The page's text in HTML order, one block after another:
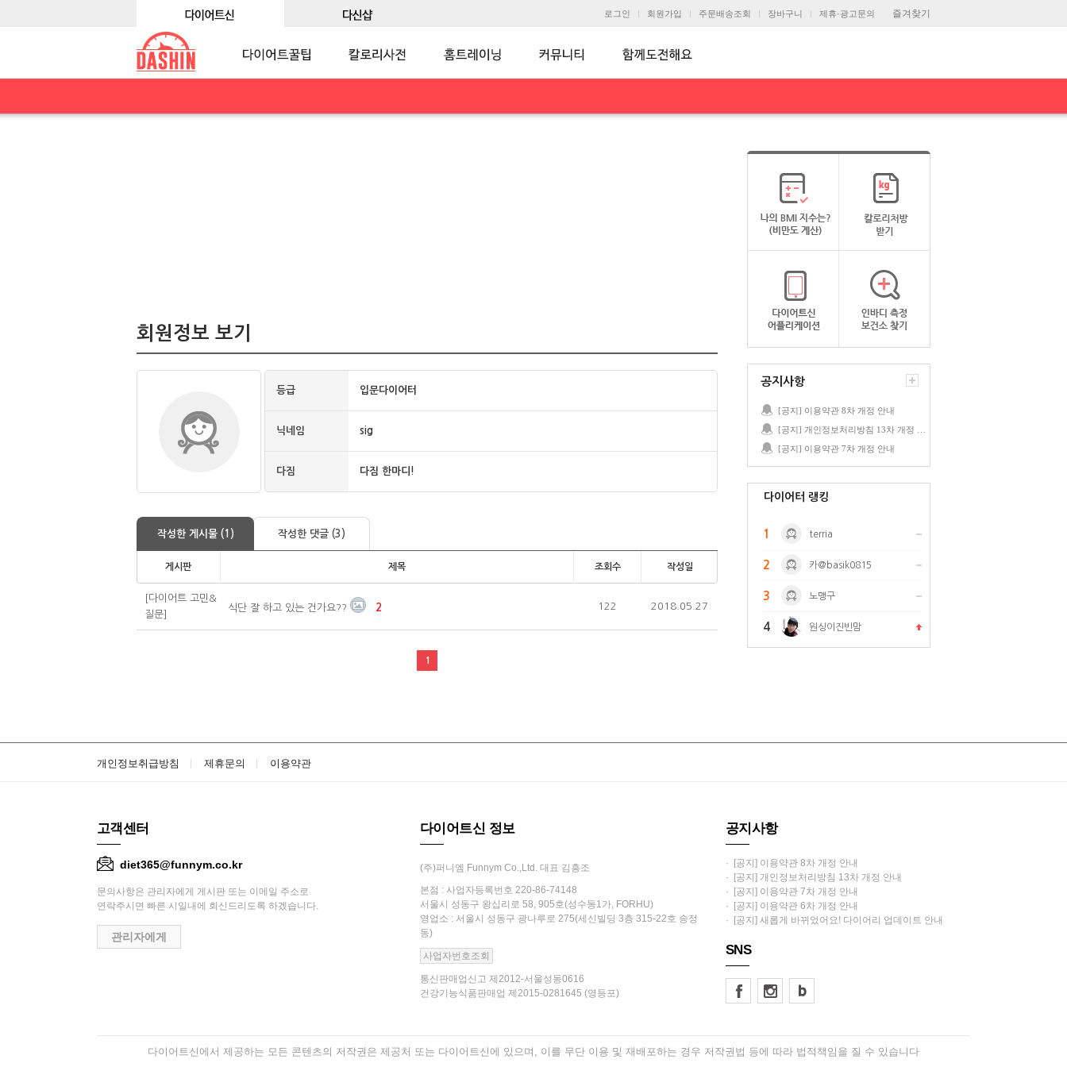
즐겨찾기
로그인 회원가입 주문배송조회 장바구니 제휴·광고문의
회원정보 보기
등급 입문다이어터
닉네임 sig
다짐 다짐 한마디!
작성한 게시물 (1) 작성한 댓글 (3)
게시판 제목 조회수 작성일
[다이어트 고민&
질문]
식단 잘 하고 있는 건가요?? 2 122 2018.05.27
1
공지사항
[공지] 이용약관 8차 개정 안내
[공지] 이용약관 7차 개정 안내
다이어터 랭킹
1 terria
2 카@basik0815
3 노맹구
4 원싱이진빈맘
개인정보취급방침 제휴문의 이용약관
고객센터
diet365@funnym.co.kr
문의사항은 관리자에게 게시판 또는 이메일 주소로
연락주시면 빠른 시일내에 회신드리도록 하겠습니다.
관리자에게
다이어트신 정보
(주)퍼니엠 Funnym Co.,Ltd. 대표 김흥조
본점 : 사업자등록번호 220-86-74148
서울시 성동구 왕십리로 58, 905호(성수동1가, FORHU)
영업소 : 서울시 성동구 광나루로 275(세신빌딩 3층 315-22호 송정
동)
사업자번호조회
통신판매업신고 제2012-서울성동0616
건강기능식품판매업 제2015-0281645 (영등포)
공지사항
· [공지] 이용약관 8차 개정 안내
· [공지] 개인정보처리방침 13차 개정 안내
· [공지] 이용약관 7차 개정 안내
· [공지] 이용약관 6차 개정 안내
· [공지] 새롭게 바뀌었어요! 다이어리 업데이트 안내
SNS
다이어트신에서 제공하는 모든 콘텐츠의 저작권은 제공처 또는 다이어트신에 있으며, 이를 무단 이용 및 재배포하는 경우 저작권법 등에 따라 법적책임을 질 수 있습니다